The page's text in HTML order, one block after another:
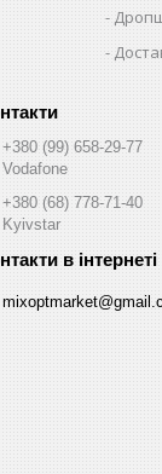
+380 (99) 658-29-77
Vodafone
+380 (68) 778-71-40
Kyivstar